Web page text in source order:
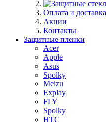
Оплата и доставка
Акции
Контакты
Защитные пленки
Acer
Apple
Asus
Spolky
Meizu
Explay
FLY
Spolky
HTC